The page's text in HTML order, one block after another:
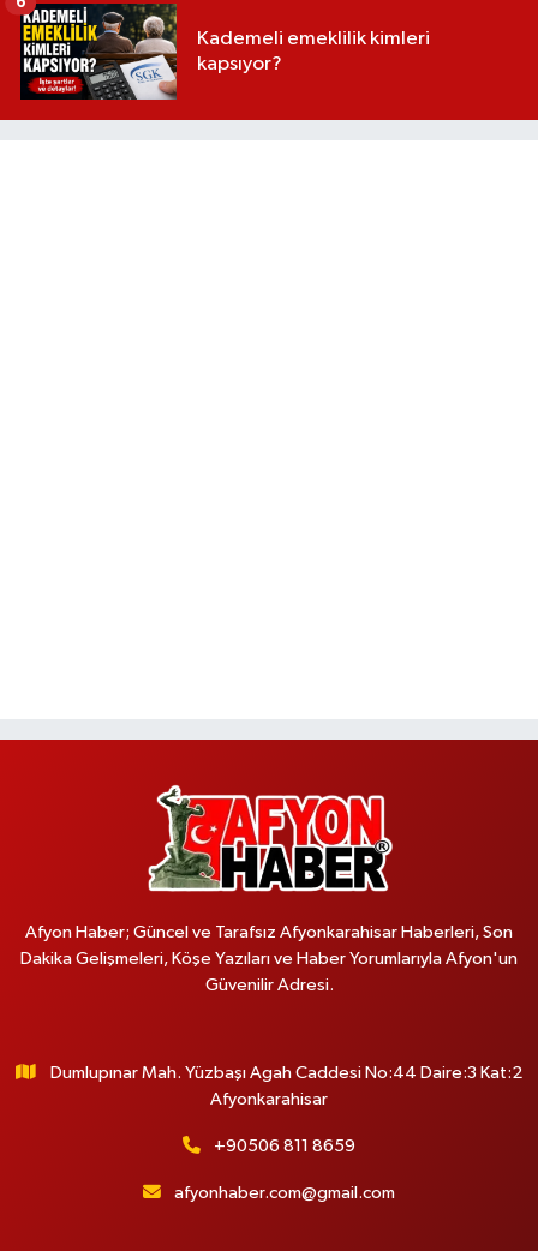
Kademeli emeklilik kimleri
kapsıyor?
Afyon Haber; Güncel ve Tarafsız Afyonkarahisar Haberleri, Son
Dakika Gelişmeleri, Köşe Yazıları ve Haber Yorumlarıyla Afyon'un
Güvenilir Adresi.
Dumlupınar Mah. Yüzbaşı Agah Caddesi No:44 Daire:3 Kat:2
Afyonkarahisar
+90506 811 8659
afyonhaber.com@gmail.com